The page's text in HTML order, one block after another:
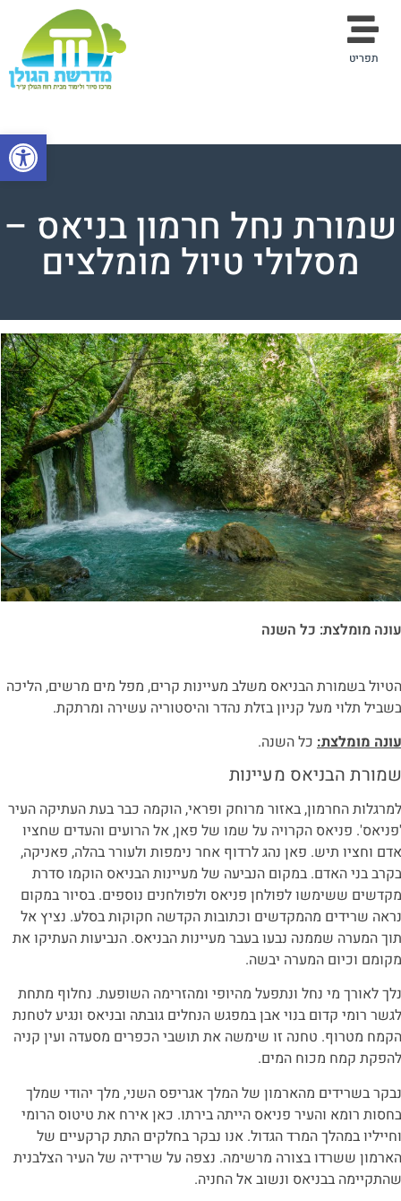
תפריט
שמורת נחל חרמון בניאס –
מסלולי טיול מומלצים
עונה מומלצת: כל השנה
הטיול בשמורת הבניאס משלב מעיינות קרים, מפל מים מרשים, הליכה
בשביל תלוי מעל קניון בזלת נהדר והיסטוריה עשירה ומרתקת.
עונה מומלצת: כל השנה.
שמורת הבניאס מעיינות
למרגלות החרמון, באזור מרוחק ופראי, הוקמה כבר בעת העתיקה העיר
'פניאס'. פניאס הקרויה על שמו של פאן, אל הרועים והעדים שחציו
אדם וחציו תיש. פאן נהג לרדוף אחר נימפות ולעורר בהלה, פאניקה,
בקרב בני האדם. במקום הנביעה של מעיינות הבניאס הוקמו סדרת
מקדשים ששימשו לפולחן פניאס ולפולחנים נוספים. בסיור במקום
נראה שרידים מהמקדשים וכתובות הקדשה חקוקות בסלע. נציץ אל
תוך המערה שממנה נבעו בעבר מעיינות הבניאס. הנביעות העתיקו את
מקומם וכיום המערה יבשה.
נלך לאורך מי נחל ונתפעל מהיופי ומהזרימה השופעת. נחלוף מתחת
לגשר רומי קדום בנוי אבן במפגש הנחלים גובתה ובניאס ונגיע לטחנת
הקמח מטרוף. טחנה זו שימשה את תושבי הכפרים מסעדה ועין קניה
להפקת קמח מכוח המים.
נבקר בשרידים מהארמון של המלך אגריפס השני, מלך יהודי שמלך
בחסות רומא והעיר פניאס הייתה בירתו. כאן אירח את טיטוס הרומי
וחייליו במהלך המרד הגדול. אנו נבקר בחלקים התת קרקעיים של
הארמון ששרדו בצורה מרשימה. נצפה על שרידיה של העיר הצלבנית
שהתקיימה בבניאס ונשוב אל החניה.
פתח